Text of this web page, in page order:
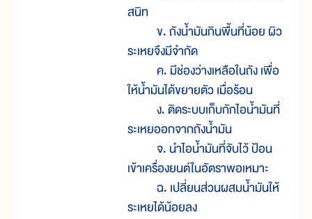
สนิท
ข. ถังน้ำมันกินพื้นที่น้อย ผิว
ระเหยจึงมีจำกัด
ค. มีช่องว่างเหลือในถัง เพื่อ
ให้น้ำมันได้ขยายตัว เมื่อร้อน
ง. ติดระบบเก็บกักไอน้ำมันที่
ระเหยออกจากถังน้ำมัน
จ. นำไอน้ำมันที่จับไว้ ป้อน
เข้าเครื่องยนต์ในอัตราพอเหมาะ
ฉ. เปลี่ยนส่วนผสมน้ำมันให้
ระเหยได้น้อยลง